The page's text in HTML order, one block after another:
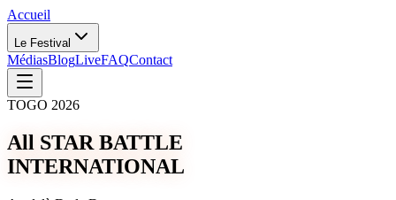
Accueil
Le Festival
MédiasBlogLiveFAQContact
TOGO 2026
All STAR BATTLE
INTERNATIONAL